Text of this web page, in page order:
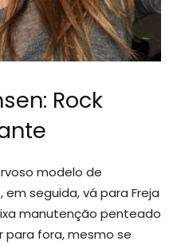
Rock
modelo de
seguida, vá para Freja
manutenção penteado
para fora, mesmo se